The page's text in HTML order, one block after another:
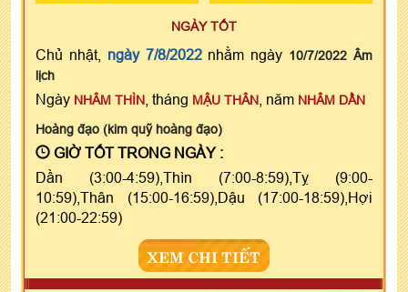
NGÀY TỐT
Chủ nhật, ngày 7/8/2022nhằm ngày 10/7/2022 Âm
lịch
Ngày NHÂM THÌN , tháng MẬU THÂN , năm NHÂM DẦN
Hoàng đạo (kim quỹ hoàng đạo)
GIỜ TỐT TRONG NGÀY :
Dần (3:00-4:59),Thìn (7:00-8:59),Tỵ (9:00-
10:59),Thân (15:00-16:59),Dậu (17:00-18:59),Hợi
(21:00-22:59)
XEM CHI TIẾT